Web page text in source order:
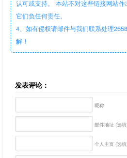
认可或支持。 本站不对这些链接网站
它们负任何责任。
4、如有侵权请邮件与我们联系处理
解！
发表评论：
昵称
邮件地址 (选
个人主页 (选